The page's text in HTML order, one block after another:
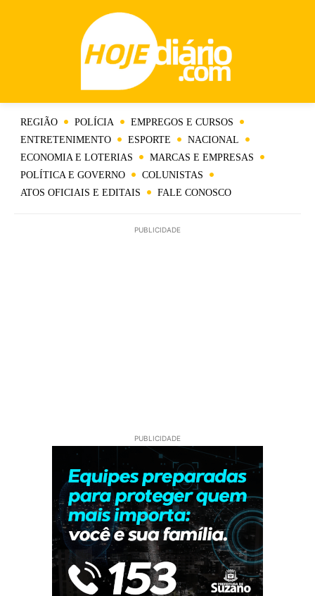
REGIÃO POLÍCIA
EMPREGOS E CURSOS
ENTRETENIMENTO
ESPORTE
NACIONAL
ECONOMIA E LOTERIAS
MARCAS E EMPRESAS
POLÍTICA E GOVERNO
COLUNISTAS
ATOS OFICIAIS E EDITAIS
FALE CONOSCO
PUBLICIDADE
PUBLICIDADE